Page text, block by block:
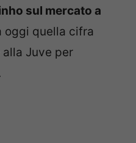
sul mercato a
oggi quella cifra
Juve per